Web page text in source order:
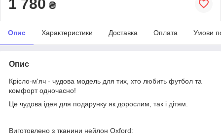
1 780 ₴
Опис Характеристики Доставка Оплата Умови
Опис
Крісло-м'яч - чудова модель для тих, хто любить футбол та
комфорт одночасно!
Це чудова ідея для подарунку як дорослим, так і дітям.
Виготовлено з тканини нейлон Oxford: